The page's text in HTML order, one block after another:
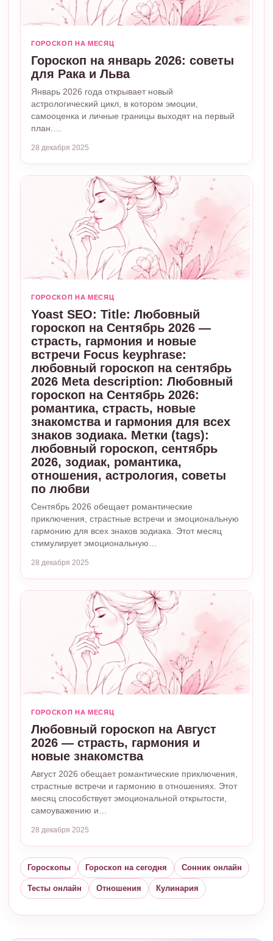
ГОРОСКОП НА МЕСЯЦ
Гороскоп на январь 2026: советы
для Рака и Льва
Январь 2026 года открывает новый
астрологический цикл, в котором эмоции,
самооценка и личные границы выходят на первый
план.…
28 декабря 2025
ГОРОСКОП НА МЕСЯЦ
Yoast SEO: Title: Любовный
гороскоп на Сентябрь 2026 —
страсть, гармония и новые
встречи Focus keyphrase:
любовный гороскоп на сентябрь
2026 Meta description: Любовный
гороскоп на Сентябрь 2026:
романтика, страсть, новые
знакомства и гармония для всех
знаков зодиака. Метки (tags):
любовный гороскоп, сентябрь
2026, зодиак, романтика,
отношения, астрология, советы
по любви
Сентябрь 2026 обещает романтические
приключения, страстные встречи и эмоциональную
гармонию для всех знаков зодиака. Этот месяц
стимулирует эмоциональную…
28 декабря 2025
ГОРОСКОП НА МЕСЯЦ
Любовный гороскоп на Август
2026 — страсть, гармония и
новые знакомства
Август 2026 обещает романтические приключения,
страстные встречи и гармонию в отношениях. Этот
месяц способствует эмоциональной открытости,
самоуважению и…
28 декабря 2025
Гороскопы Гороскоп на сегодня Сонник онлайн
Тесты онлайн Отношения Кулинария